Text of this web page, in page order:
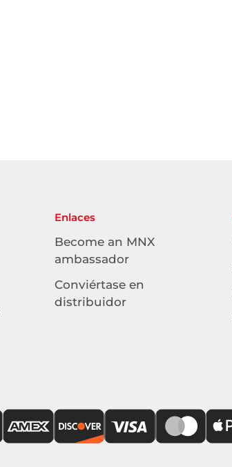
Enlaces
Become an MNX
ambassador
Conviértase en
distribuidor